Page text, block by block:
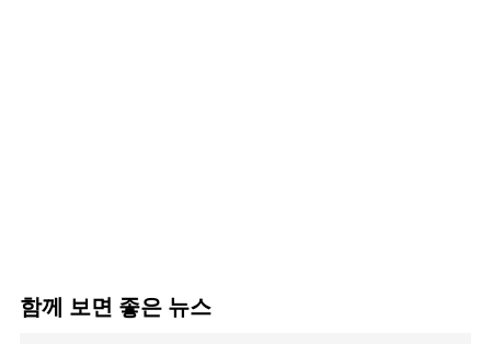
함께 보면 좋은 뉴스